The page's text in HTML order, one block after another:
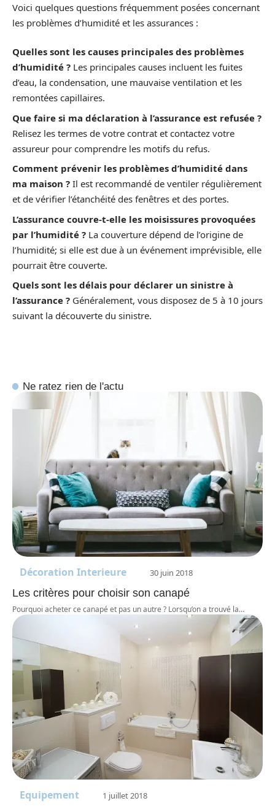
Voici quelques questions fréquemment posées concernant
les problèmes d’humidité et les assurances :
Quelles sont les causes principales des problèmes
d’humidité ? Les principales causes incluent les fuites
d’eau, la condensation, une mauvaise ventilation et les
remontées capillaires.
Que faire si ma déclaration à l’assurance est refusée ?
Relisez les termes de votre contrat et contactez votre
assureur pour comprendre les motifs du refus.
Comment prévenir les problèmes d’humidité dans
ma maison ? Il est recommandé de ventiler régulièrement
et de vérifier l’étanchéité des fenêtres et des portes.
L’assurance couvre-t-elle les moisissures provoquées
par l’humidité ? La couverture dépend de l’origine de
l’humidité; si elle est due à un événement imprévisible, elle
pourrait être couverte.
Quels sont les délais pour déclarer un sinistre à
l’assurance ? Généralement, vous disposez de 5 à 10 jours
suivant la découverte du sinistre.
Ne ratez rien de l'actu
Décoration Interieure 30 juin 2018
Les critères pour choisir son canapé
Pourquoi acheter ce canapé et pas un autre ? Lorsqu’on a trouvé la…
Equipement 1 juillet 2018